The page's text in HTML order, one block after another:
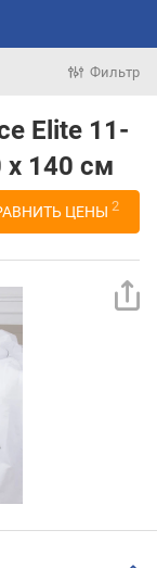
Фильтр
Elite 11-
x 140 см
ЦЕНЫ 2